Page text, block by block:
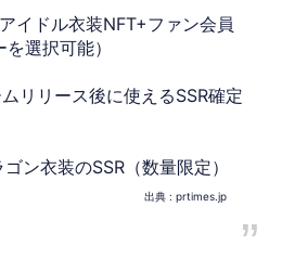
イドル衣装NFT+ファン会員
選択可能）
リリース後に使えるSSR確定
ン衣装のSSR（数量限定）
出典 : prtimes.jp